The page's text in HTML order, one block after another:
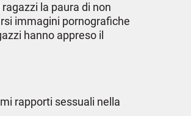
la paura di non
immagini pornografiche
hanno appreso il
rapporti sessuali nella